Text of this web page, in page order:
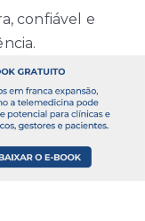
confiável e